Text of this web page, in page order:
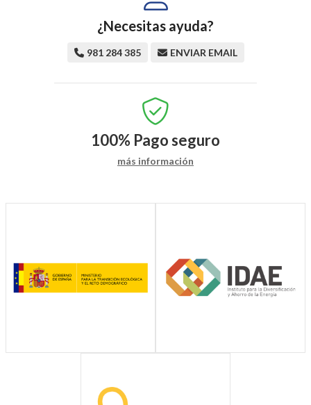
¿Necesitas ayuda?
981 284 385 ENVIAR EMAIL
100% Pago seguro
más información